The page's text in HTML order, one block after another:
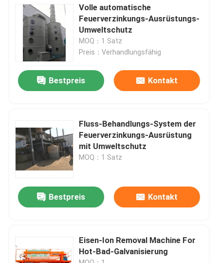
Produkte
Über uns
Werksbesichtigung
Kontakt
Neuigkeiten
Fälle
Bremse hydraulischer Presse cnc
Volle automatische
Feuerverzinkungs-Ausrüstungs-
Umweltschutz
MOQ：1 Satz
Preis：Verhandlungsfähig
Bestpreis Kontakt
Fluss-Behandlungs-System der
Feuerverzinkungs-Ausrüstung
mit Umweltschutz
MOQ：1 Satz
Bestpreis Kontakt
Eisen-Ion Removal Machine For
Hot-Bad-Galvanisierung